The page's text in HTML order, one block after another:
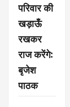
परिवार की
खड़ाऊँ
रखकर
राज करेंगे:
बृजेश
पाठक